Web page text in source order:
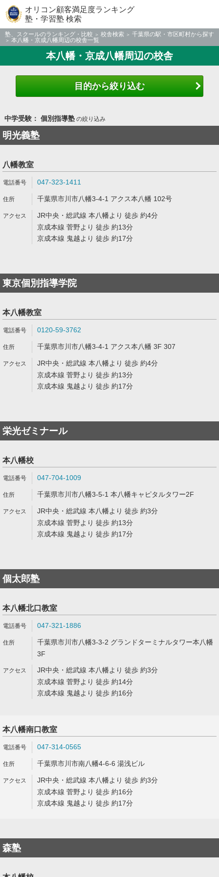
オリコン顧客満足度ランキング
塾・学習塾 検索
塾、スクールのランキング・比較 校舎検索
千葉県の駅・市区町村から探す
本八幡・京成八幡周辺の校舎一覧
本八幡・京成八幡周辺の校舎
目的から絞り込む
中学受験： 個別指導塾の絞り込み
明光義塾
八幡教室
047-323-1411
千葉県市川市八幡3-4-1 アクス本八幡 102号
JR中央・総武線 本八幡より 徒歩 約4分
京成本線 菅野より 徒歩 約13分
京成本線 鬼越より 徒歩 約17分
東京個別指導学院
本八幡教室
0120-59-3762
千葉県市川市八幡3-4-1 アクス本八幡 3F 307
JR中央・総武線 本八幡より 徒歩 約4分
京成本線 菅野より 徒歩 約13分
京成本線 鬼越より 徒歩 約17分
栄光ゼミナール
本八幡校
047-704-1009
千葉県市川市八幡3-5-1 本八幡キャピタルタワー2F
JR中央・総武線 本八幡より 徒歩 約3分
京成本線 菅野より 徒歩 約13分
京成本線 鬼越より 徒歩 約17分
個太郎塾
本八幡北口教室
047-321-1886
千葉県市川市八幡3-3-2 グランドターミナルタワー本八幡
3F
JR中央・総武線 本八幡より 徒歩 約3分
京成本線 菅野より 徒歩 約14分
京成本線 鬼越より 徒歩 約16分
本八幡南口教室
047-314-0565
千葉県市川市南八幡4-6-6 湯浅ビル
JR中央・総武線 本八幡より 徒歩 約3分
京成本線 菅野より 徒歩 約16分
京成本線 鬼越より 徒歩 約17分
森塾